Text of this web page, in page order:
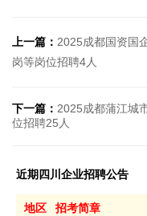
上一篇： 2025成都国资国
岗等岗位招聘4人
下一篇： 2025成都蒲江城
位招聘25人
近期四川企业招聘公告
地区 招考简章